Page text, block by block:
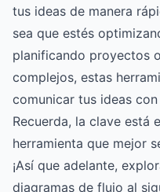
tus ideas de manera
sea que estés
planificando proyectos
complejos, estas
comunicar tus ideas
Recuerda, la clave está
herramienta que mejor
¡Así que adelante,
diagramas de flujo al